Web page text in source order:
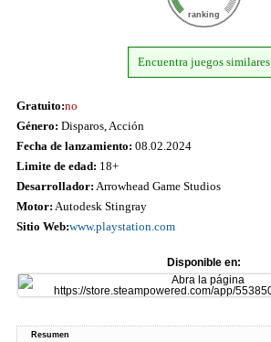
ranking
Encuentra juegos similares
Gratuito:no
Género: Disparos, Acción
Fecha de lanzamiento: 08.02.2024
Limite de edad: 18+
Desarrollador: Arrowhead Game Studios
Motor: Autodesk Stingray
Sitio Web:www.playstation.com
Disponible en:
Resumen